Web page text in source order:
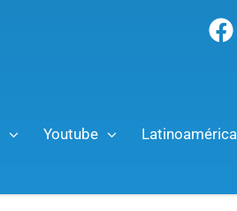
Youtube Latinoamérica